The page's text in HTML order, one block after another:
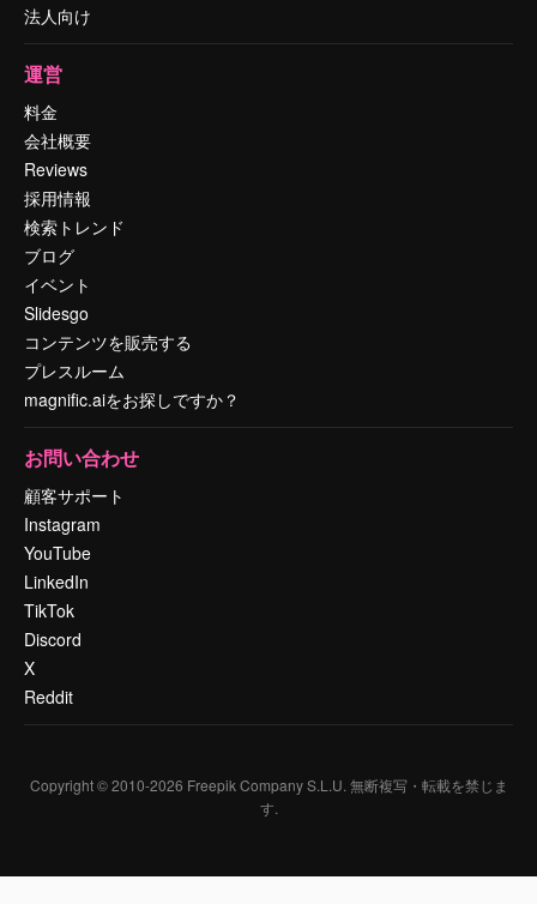
法人向け
運営
料金
会社概要
Reviews
採用情報
検索トレンド
ブログ
イベント
Slidesgo
コンテンツを販売する
プレスルーム
magnific.aiをお探しですか？
お問い合わせ
顧客サポート
Instagram
YouTube
LinkedIn
TikTok
Discord
X
Reddit
Copyright © 2010-2026 Freepik Company S.L.U. 無断複写・転載を禁じま
す.